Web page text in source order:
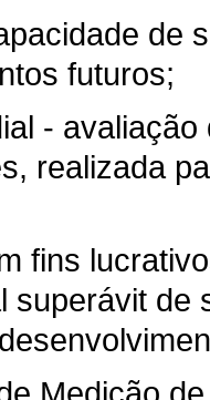
de
futuros;
-
realizada
fins
superávit de